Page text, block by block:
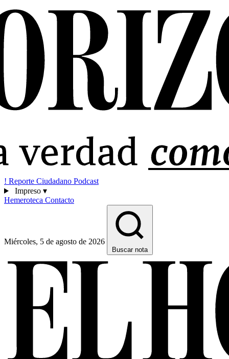
! Reporte Ciudadano Podcast
Impreso ▾
Hemeroteca Contacto
Miércoles, 5 de agosto de 2026
Buscar nota